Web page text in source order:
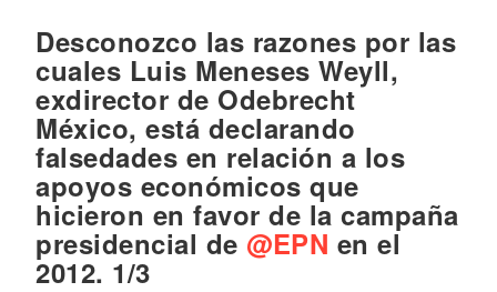
Desconozco las razones por las
cuales Luis Meneses Weyll,
exdirector de Odebrecht
México, está declarando
falsedades en relación a los
apoyos económicos que
hicieron en favor de la campaña
presidencial de @EPN en el
2012. 1/3